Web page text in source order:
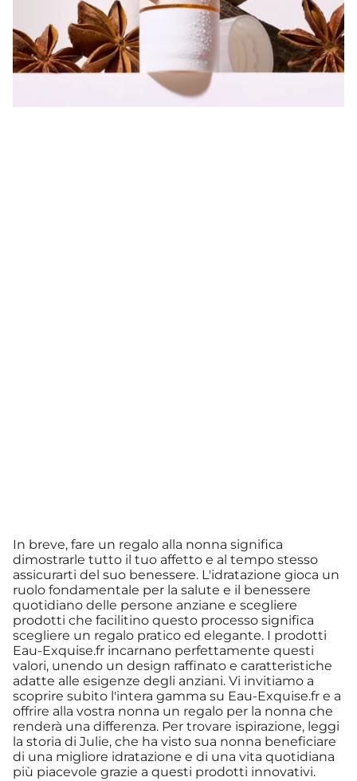
In breve, fare un regalo alla nonna significa
dimostrarle tutto il tuo affetto e al tempo stesso
assicurarti del suo benessere. L'idratazione gioca un
ruolo fondamentale per la salute e il benessere
quotidiano delle persone anziane e scegliere
prodotti che facilitino questo processo significa
scegliere un regalo pratico ed elegante. I prodotti
Eau-Exquise.fr incarnano perfettamente questi
valori, unendo un design raffinato e caratteristiche
adatte alle esigenze degli anziani. Vi invitiamo a
scoprire subito l'intera gamma su Eau-Exquise.fr e a
offrire alla vostra nonna un regalo per la nonna che
renderà una differenza. Per trovare ispirazione, leggi
la storia di Julie, che ha visto sua nonna beneficiare
di una migliore idratazione e di una vita quotidiana
più piacevole grazie a questi prodotti innovativi.